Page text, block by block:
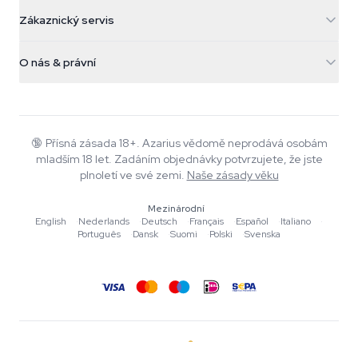
Nederland
+31(0)204897914
Kouzelné houby
Smokeshop
Zákaznický servis
Pravidla vrácení
Časté dotazy
Zásady ochrany osobních údajů
O nás & právní
Wiki
Blog
Hudba
Redakční standardy
Nástroje a kalkulačky
🔞 Přísná zásada 18+. Azarius vědomě neprodává osobám
mladším 18 let. Zadáním objednávky potvrzujete, že jste
plnoletí ve své zemi. Naše zásady věku
Mezinárodní
English
·Nederlands ·Deutsch ·Français ·Español ·Italiano
·
Português
·Dansk ·Suomi ·Polski ·Svenska